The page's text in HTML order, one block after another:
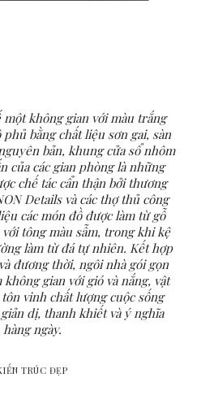
một không gian với màu trắng
bằng chất liệu sơn gai, sàn
bản, khung cửa sổ nhôm
của các gian phòng là những
chế tác cẩn thận bởi thương
Details và các thợ thủ công
các món đồ được làm từ gỗ
tông màu sẫm, trong khi kệ
làm từ đá tự nhiên. Kết hợp
đương thời, ngôi nhà gói gọn
gian với gió và nắng, vật
vinh chất lượng cuộc sống
dị, thanh khiết và ý nghĩa
hàng ngày.
TRÚC ĐẸP